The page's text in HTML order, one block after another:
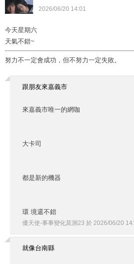
2026/06/20 14:01
今天星期六
天氣不錯~
努力不一定會成功，但不努力一定失敗。
跟朋友來嘉義市
來嘉義市唯一的網咖
大卡司
都是新的機器
環 境還不錯
優天使-事事變化莫測23 於 2026/06/20 14:
就像台南縣